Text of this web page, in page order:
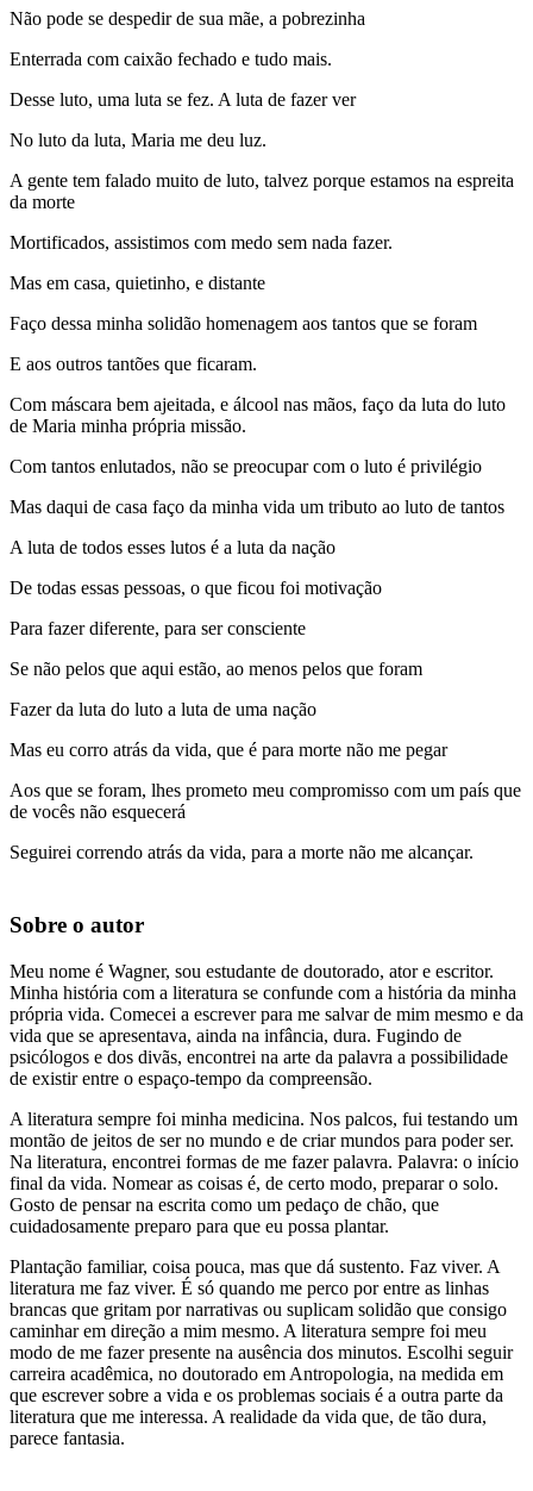
Não pode se despedir de sua mãe, a pobrezinha
Enterrada com caixão fechado e tudo mais.
Desse luto, uma luta se fez. A luta de fazer ver
No luto da luta, Maria me deu luz.
A gente tem falado muito de luto, talvez porque estamos na espreita
da morte
Mortificados, assistimos com medo sem nada fazer.
Mas em casa, quietinho, e distante
Faço dessa minha solidão homenagem aos tantos que se foram
E aos outros tantões que ficaram.
Com máscara bem ajeitada, e álcool nas mãos, faço da luta do luto
de Maria minha própria missão.
Com tantos enlutados, não se preocupar com o luto é privilégio
Mas daqui de casa faço da minha vida um tributo ao luto de tantos
A luta de todos esses lutos é a luta da nação
De todas essas pessoas, o que ficou foi motivação
Para fazer diferente, para ser consciente
Se não pelos que aqui estão, ao menos pelos que foram
Fazer da luta do luto a luta de uma nação
Mas eu corro atrás da vida, que é para morte não me pegar
Aos que se foram, lhes prometo meu compromisso com um país que
de vocês não esquecerá
Seguirei correndo atrás da vida, para a morte não me alcançar.
Sobre o autor
Meu nome é Wagner, sou estudante de doutorado, ator e escritor.
Minha história com a literatura se confunde com a história da minha
própria vida. Comecei a escrever para me salvar de mim mesmo e da
vida que se apresentava, ainda na infância, dura. Fugindo de
psicólogos e dos divãs, encontrei na arte da palavra a possibilidade
de existir entre o espaço-tempo da compreensão.
A literatura sempre foi minha medicina. Nos palcos, fui testando um
montão de jeitos de ser no mundo e de criar mundos para poder ser.
Na literatura, encontrei formas de me fazer palavra. Palavra: o início
final da vida. Nomear as coisas é, de certo modo, preparar o solo.
Gosto de pensar na escrita como um pedaço de chão, que
cuidadosamente preparo para que eu possa plantar.
Plantação familiar, coisa pouca, mas que dá sustento. Faz viver. A
literatura me faz viver. É só quando me perco por entre as linhas
brancas que gritam por narrativas ou suplicam solidão que consigo
caminhar em direção a mim mesmo. A literatura sempre foi meu
modo de me fazer presente na ausência dos minutos. Escolhi seguir
carreira acadêmica, no doutorado em Antropologia, na medida em
que escrever sobre a vida e os problemas sociais é a outra parte da
literatura que me interessa. A realidade da vida que, de tão dura,
parece fantasia.